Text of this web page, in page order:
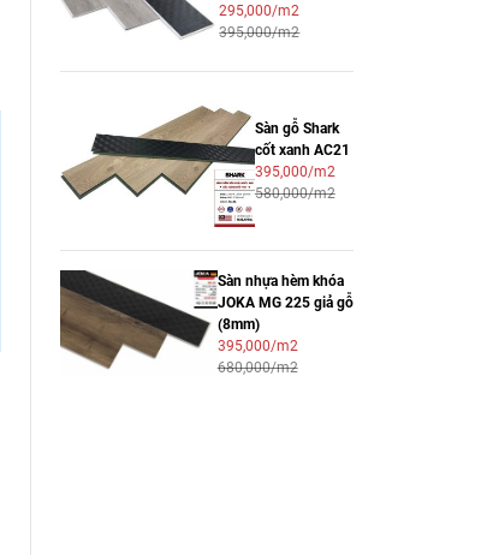
295,000/m2
395,000/m2
Sàn gỗ Shark
cốt xanh AC21
395,000/m2
580,000/m2
Sàn nhựa hèm khóa
JOKA MG 225 giả gỗ
(8mm)
395,000/m2
680,000/m2